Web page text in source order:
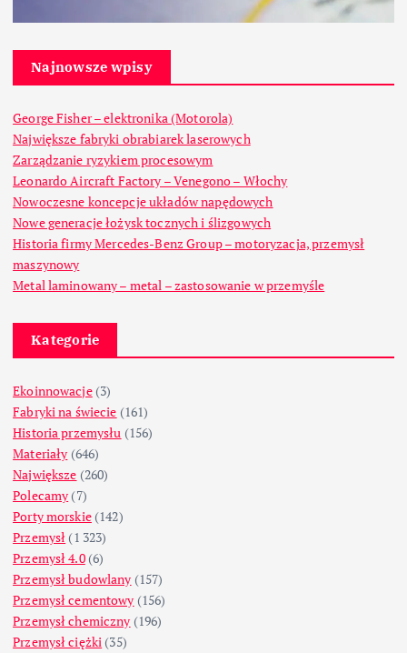
Najnowsze wpisy
George Fisher – elektronika (Motorola)
Największe fabryki obrabiarek laserowych
Zarządzanie ryzykiem procesowym
Leonardo Aircraft Factory – Venegono – Włochy
Nowoczesne koncepcje układów napędowych
Nowe generacje łożysk tocznych i ślizgowych
Historia firmy Mercedes-Benz Group – motoryzacja, przemysł
maszynowy
Metal laminowany – metal – zastosowanie w przemyśle
Kategorie
Ekoinnowacje(3)
Fabryki na świecie (161)
Historia przemysłu (156)
Materiały (646)
Największe (260)
Polecamy (7)
Porty morskie(142)
Przemysł (1 323)
Przemysł 4.0(6)
Przemysł budowlany (157)
Przemysł cementowy (156)
Przemysł chemiczny (196)
Przemysł ciężki (35)